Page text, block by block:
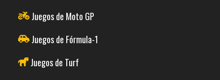
Juegos de Moto GP
Juegos de Fórmula-1
Juegos de Turf